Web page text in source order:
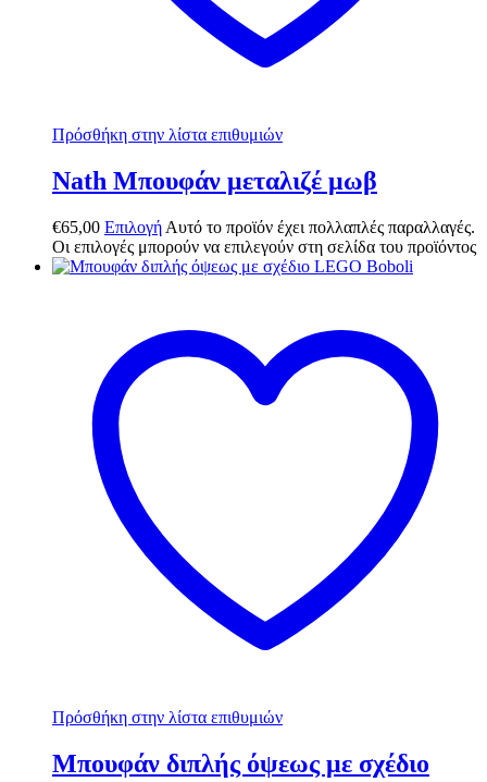
Πρόσθήκη στην λίστα επιθυμιών
Nath Μπουφάν μεταλιζέ μωβ
€65,00 Επιλογή Αυτό το προϊόν έχει πολλαπλές παραλλαγές.
Οι επιλογές μπορούν να επιλεγούν στη σελίδα του προϊόντος
Πρόσθήκη στην λίστα επιθυμιών
Μπουφάν διπλής όψεως με σχέδιο